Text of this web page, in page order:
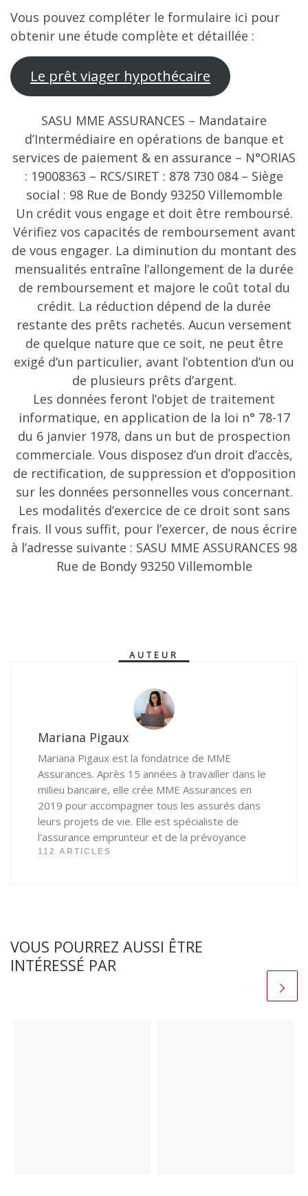
Vous pouvez compléter le formulaire ici pour
obtenir une étude complète et détaillée :
Le prêt viager hypothécaire
SASU MME ASSURANCES – Mandataire
d’Intermédiaire en opérations de banque et
services de paiement & en assurance – N°ORIAS
: 19008363 – RCS/SIRET : 878 730 084 – Siège
social : 98 Rue de Bondy 93250 Villemomble
Un crédit vous engage et doit être remboursé.
Vérifiez vos capacités de remboursement avant
de vous engager. La diminution du montant des
mensualités entraîne l’allongement de la durée
de remboursement et majore le coût total du
crédit. La réduction dépend de la durée
restante des prêts rachetés. Aucun versement
de quelque nature que ce soit, ne peut être
exigé d’un particulier, avant l’obtention d’un ou
de plusieurs prêts d’argent.
Les données feront l’objet de traitement
informatique, en application de la loi n° 78-17
du 6 janvier 1978, dans un but de prospection
commerciale. Vous disposez d’un droit d’accès,
de rectification, de suppression et d’opposition
sur les données personnelles vous concernant.
Les modalités d’exercice de ce droit sont sans
frais. Il vous suffit, pour l’exercer, de nous écrire
à l’adresse suivante : SASU MME ASSURANCES 98
Rue de Bondy 93250 Villemomble
AUTEUR
Mariana Pigaux
Mariana Pigaux est la fondatrice de MME
Assurances. Après 15 années à travailler dans le
milieu bancaire, elle crée MME Assurances en
2019 pour accompagner tous les assurés dans
leurs projets de vie. Elle est spécialiste de
l'assurance emprunteur et de la prévoyance
112 ARTICLES
VOUS POURREZ AUSSI ÊTRE
INTÉRESSÉ PAR